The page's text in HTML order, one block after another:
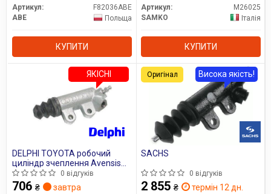
Артикул:
F82036ABE
ABE
Польща
КУПИТИ
Артикул:
M26025
SAMKO
Італія
КУПИТИ
DELPHI TOYOTA робочий
циліндр зчеплення Avensis
03-,Camry,Carina E,Corolla 83-
0 відгуків
706 ₴ завтра
ЯКІСНІ
SACHS
0 відгуків
2 855 ₴ термін 12 дн.
Висока якість!
Оригінал